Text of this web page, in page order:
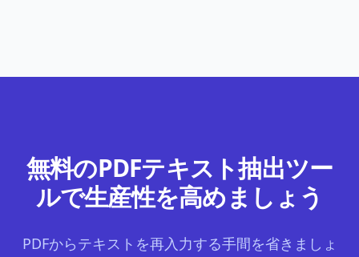
無料のPDFテキスト抽出ツー
ルで生産性を高めましょう
PDFからテキストを再入力する手間を省きましょ